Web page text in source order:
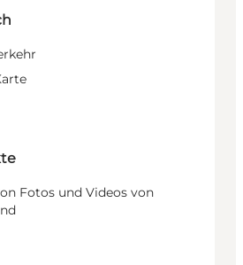
Fotos und Videos von